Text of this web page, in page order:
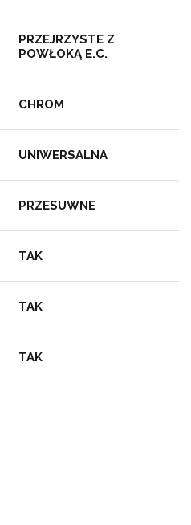
PRZEJRZYSTE Z
POWŁOKĄ E.C.
CHROM
UNIWERSALNA
PRZESUWNE
TAK
TAK
TAK